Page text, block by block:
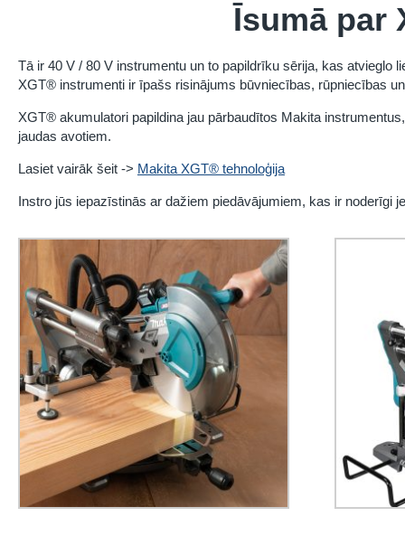
Īsumā par
Tā ir 40 V / 80 V instrumentu un to papildrīku sērija, kas atvieglo
XGT® instrumenti ir īpašs risinājums būvniecības, rūpniecības
XGT® akumulatori papildina jau pārbaudītos Makita
jaudas avotiem.
Lasiet vairāk šeit -> Makita XGT® tehnoloģija
Instro jūs iepazīstinās ar dažiem piedāvājumiem, kas ir noderīgi